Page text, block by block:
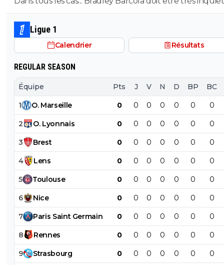
qui est vraiment compréhensible lorsque l'on sait
le PSG a traiter Kylian Mbappé lorsqu'il avait voulu
PSG.
Ligue 1
Calendrier Résultats
REGULAR SEASON
Équipe Pts J V N D BP BC
1 O. Marseille 0 0 0 0 0 0 0
2 O. Lyonnais 0 0 0 0 0 0 0
3 Brest 0 0 0 0 0 0 0
4 Lens 0 0 0 0 0 0 0
5 Toulouse 0 0 0 0 0 0 0
6 Nice 0 0 0 0 0 0 0
7 Paris Saint Germain 0 0 0 0 0 0 0
8 Rennes 0 0 0 0 0 0 0
9 Strasbourg 0 0 0 0 0 0 0